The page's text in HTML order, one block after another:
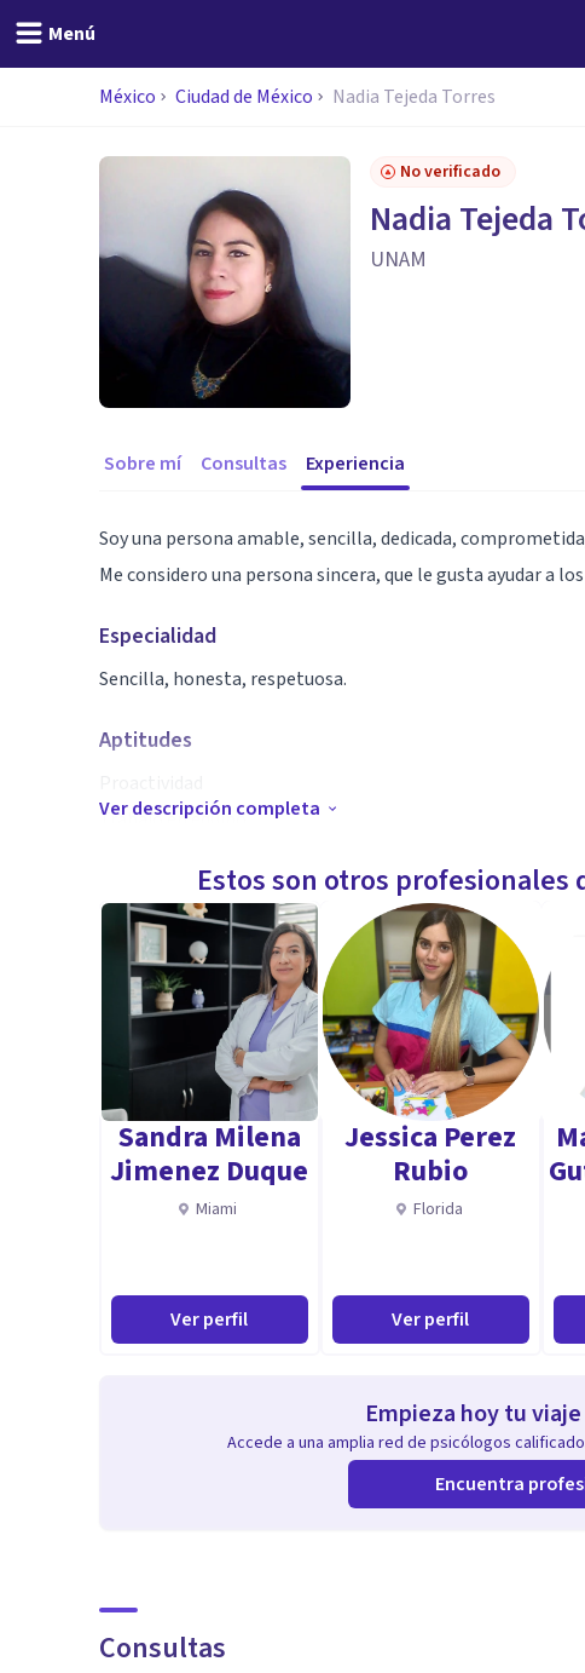
Menú
México Ciudad de México Nadia Tejeda Torres
No verificado
Nadia Tejeda
UNAM
Sobre mí Consultas Experiencia
Soy una persona amable, sencilla, dedicada,
Me considero una persona sincera, que le gusta ayudar a
Especialidad
Sencilla, honesta, respetuosa.
Aptitudes
Trabajo en equipo
Responsable
Análisis y solución de problemas
Ver descripción completa
Estos son otros
Sandra Milena
Jimenez Duque
Miami
Ver perfil
Jessica Perez
Rubio
Florida
Ver perfil
Empieza hoy tu
Accede a una amplia red de psicólogos
Encuentra
Consultas